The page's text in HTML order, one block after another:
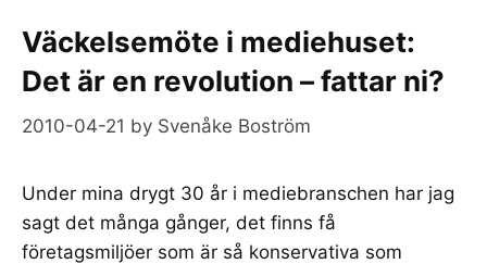
Väckelsemöte i mediehuset:
Det är en revolution – fattar ni?
2010-04-21 by Svenåke Boström
Under mina drygt 30 år i mediebranschen har jag
sagt det många gånger, det finns få
företagsmiljöer som är så konservativa som